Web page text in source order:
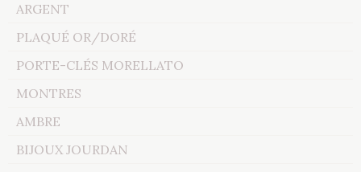
ARGENT
PLAQUÉ OR/DORÉ
PORTE-CLÉS MORELLATO
MONTRES
AMBRE
BIJOUX JOURDAN